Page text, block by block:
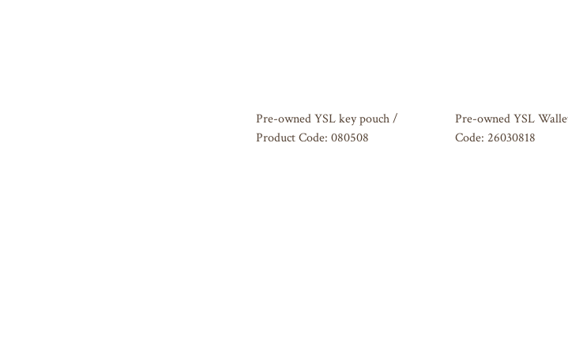
Pre-owned YSL key pouch /
Product Code: 080508
Pre-owned YSL
Code: 26030818